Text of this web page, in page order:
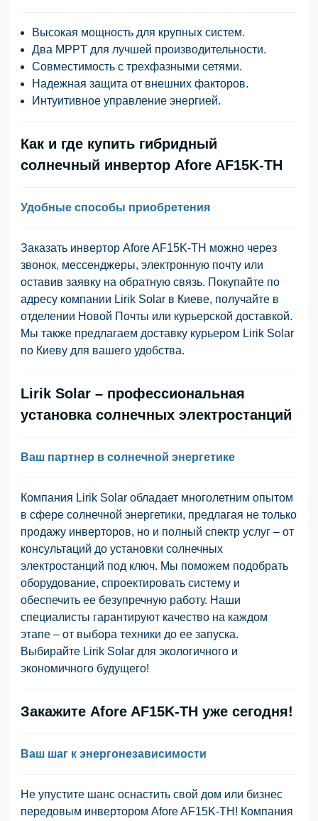
Высокая мощность для крупных систем.
Два MPPT для лучшей производительности.
Совместимость с трехфазными сетями.
Надежная защита от внешних факторов.
Интуитивное управление энергией.
Как и где купить гибридный
солнечный инвертор Afore AF15K-TH
Удобные способы приобретения
Заказать инвертор Afore AF15K-TH можно через
звонок, мессенджеры, электронную почту или
оставив заявку на обратную связь. Покупайте по
адресу компании Lirik Solar в Киеве, получайте в
отделении Новой Почты или курьерской доставкой.
Мы также предлагаем доставку курьером Lirik Solar
по Киеву для вашего удобства.
Lirik Solar – профессиональная
установка солнечных электростанций
Ваш партнер в солнечной энергетике
Компания Lirik Solar обладает многолетним опытом
в сфере солнечной энергетики, предлагая не только
продажу инверторов, но и полный спектр услуг – от
консультаций до установки солнечных
электростанций под ключ. Мы поможем подобрать
оборудование, спроектировать систему и
обеспечить ее безупречную работу. Наши
специалисты гарантируют качество на каждом
этапе – от выбора техники до ее запуска.
Выбирайте Lirik Solar для экологичного и
экономичного будущего!
Закажите Afore AF15K-TH уже сегодня!
Ваш шаг к энергонезависимости
Не упустите шанс оснастить свой дом или бизнес
передовым инвертором Afore AF15K-TH! Компания